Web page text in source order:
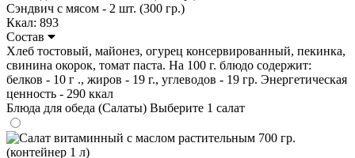
Сэндвич с мясом - 2 шт. (300 гр.)
Ккал: 893
Состав
Хлеб тостовый, майонез, огурец консервированный, пекинка,
свинина окорок, томат паста. На 100 г. блюдо содержит:
белков - 10 г ., жиров - 19 г., углеводов - 19 гр. Энергетическая
ценность - 290 ккал
Блюда для обеда (Салаты) Выберите 1 салат